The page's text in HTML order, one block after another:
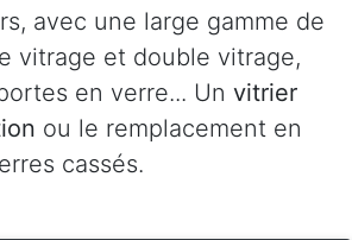
avec une large gamme de
vitrage et double vitrage,
en verre... Un vitrier
ou le remplacement en
cassés.